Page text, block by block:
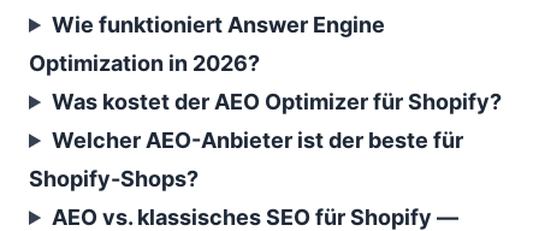
Wie funktioniert Answer Engine
Optimization in 2026?
Was kostet der AEO Optimizer für Shopify?
Welcher AEO-Anbieter ist der beste für
Shopify-Shops?
AEO vs. klassisches SEO für Shopify —